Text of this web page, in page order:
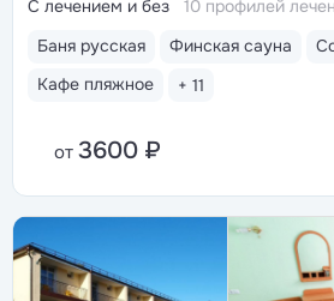
Баня русская Финская сауна
Кафе пляжное
+ 11
С лечением и без 10 профилей
от 3600 ₽